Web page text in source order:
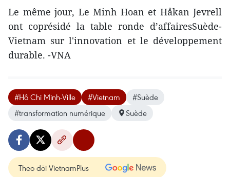
Le même jour, Le Minh Hoan et Håkan Jevrell
ont coprésidé la table ronde d’affairesSuède-
Vietnam sur l'innovation et le développement
durable. -VNA
#Hô Chi Minh-Ville #Vietnam
#Suède
#transformation numérique
Suède
Theo dõi VietnamPlus